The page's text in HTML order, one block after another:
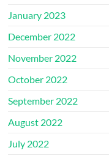
January 2023
December 2022
November 2022
October 2022
September 2022
August 2022
July 2022